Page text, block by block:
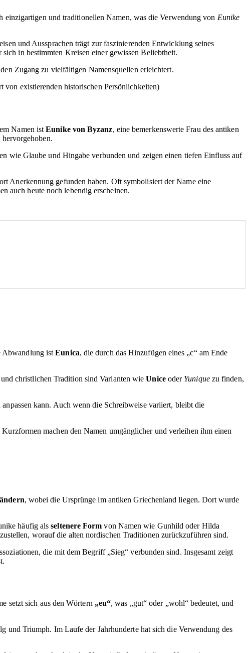
einzigartigen und traditionellen Namen, was die Verwendung von Eunike
und Aussprachen trägt zur faszinierenden Entwicklung seines
in bestimmten Kreisen einer gewissen Beliebtheit.
Zugang zu vielfältigen Namensquellen erleichtert.
existierenden historischen Persönlichkeiten)
Namen istEunike von Byzanz, eine bemerkenswerte Frau des antiken
wie Glaube und Hingabe verbunden und zeigen einen tiefen Einfluss auf
Anerkennung gefunden haben. Oft symbolisiert der Name eine
auch heute noch lebendig erscheinen.
Abwandlung istEunica, die durch das Hinzufügen eines „c“ am Ende
christlichen Tradition sind Varianten wieUniceoder Yuniquezu finden,
kann. Auch wenn die Schreibweise variiert, bleibt die
machen den Namen umgänglicher und verleihen ihm einen
, wobei die Ursprünge im antiken Griechenland liegen. Dort wurde
häufig alsseltenere Form von Namen wie Gunhild oder Hilda
worauf die alten nordischen Traditionen zurückzuführen sind.
die mit dem Begriff „Sieg“ verbunden sind. Insgesamt zeigt
setzt sich aus den Wörtern „eu“, was „gut“ oder „wohl“ bedeutet, und
und Triumph. Im Laufe der Jahrhunderte hat sich die Verwendung des